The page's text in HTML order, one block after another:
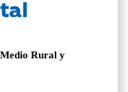
Rural y